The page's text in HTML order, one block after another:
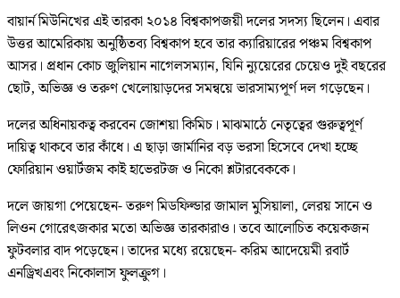
বায়ার্ন মিউনিখের এই তারকা ২০১৪ বিশ্বকাপজয়ী দলের সদস্য ছিলেন। এবার
উত্তর আমেরিকায় অনুষ্ঠিতব্য বিশ্বকাপ হবে তার ক্যারিয়ারের পঞ্চম বিশ্বকাপ
আসর। প্রধান কোচ জুলিয়ান নাগেলসম্যান, যিনি ন্যুয়েরের চেয়েও দুই বছরের
ছোট, অভিজ্ঞ ও তরুণ খেলোয়াড়দের সমন্বয়ে ভারসাম্যপূর্ণ দল গড়েছেন।
দলের অধিনায়কত্ব করবেন জোশয়া কিমিচ। মাঝমাঠে নেতৃত্বের গুরুত্বপূর্ণ
দায়িত্ব থাকবে তার কাঁধে। এ ছাড়া জার্মানির বড় ভরসা হিসেবে দেখা হচ্ছে
ফোরিয়ান ওয়ার্টজম কাই হাভেরটজ ও নিকো শ্লটারবেককে।
দলে জায়গা পেয়েছেন- তরুণ মিডফিল্ডার জামাল মুসিয়ালা, লেরয় সানে ও
লিওন গোরেৎজকার মতো অভিজ্ঞ তারকারাও। তবে আলোচিত কয়েকজন
ফুটবলার বাদ পড়েছেন। তাদের মধ্যে রয়েছেন- করিম আদেয়েমী রবার্ট
এনড্রিখএবং নিকোলাস ফুলক্রুগ।